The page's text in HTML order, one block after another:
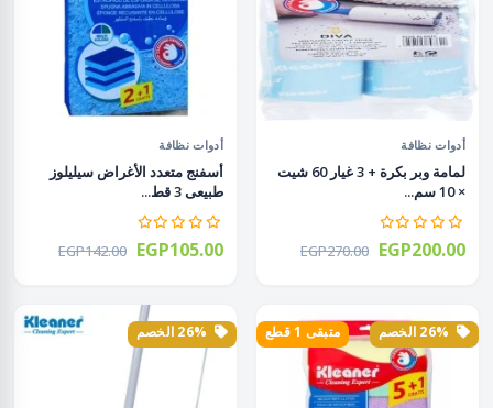
أدوات نظافة
لمامة وبر بكرة + 3 غيار 60 شيت
× 10 سم...
EGP270.00 EGP200.00
أدوات نظافة
أسفنج متعدد الأغراض سيليلوز
طبيعى 3 قط...
EGP142.00 EGP105.00
متبقى 1 قطع